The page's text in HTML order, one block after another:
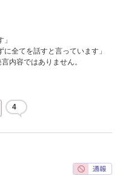
に全てを話すと言っています」
内容ではありません。
4